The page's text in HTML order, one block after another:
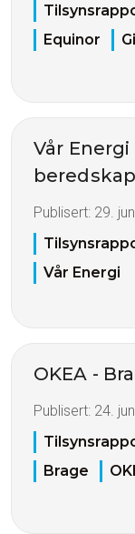
Equinor
Vår Energi
beredskap
Publisert: 29.
Vår Energi
OKEA -
Publisert: 24.
Brage